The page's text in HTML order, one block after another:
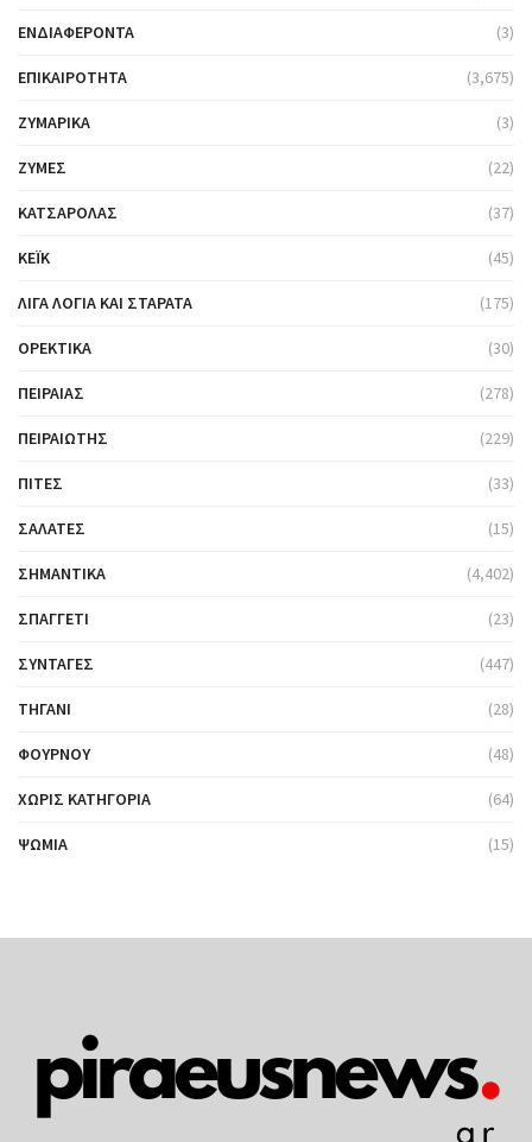
ΕΝΔΙΑΦΈΡΟΝΤΑ (3)
ΕΠΙΚΑΙΡΌΤΗΤΑ (3,675)
ΖΥΜΑΡΙΚΆ (3)
ΖΎΜΕΣ (22)
ΚΑΤΣΑΡΌΛΑΣ (37)
ΚΈΙΚ (45)
ΛΊΓΑ ΛΌΓΙΑ ΚΑΙ ΣΤΑΡΆΤΑ (175)
ΟΡΕΚΤΙΚΆ (30)
ΠΕΙΡΑΙΆΣ (278)
ΠΕΙΡΑΙΏΤΗΣ (229)
ΠΊΤΕΣ (33)
ΣΑΛΆΤΕΣ (15)
ΣΗΜΑΝΤΙΚΆ (4,402)
ΣΠΑΓΓΈΤΙ (23)
ΣΥΝΤΑΓΈΣ (447)
ΤΗΓΆΝΙ (28)
ΦΟΎΡΝΟΥ (48)
ΧΩΡΊΣ ΚΑΤΗΓΟΡΊΑ (64)
ΨΩΜΙΆ (15)